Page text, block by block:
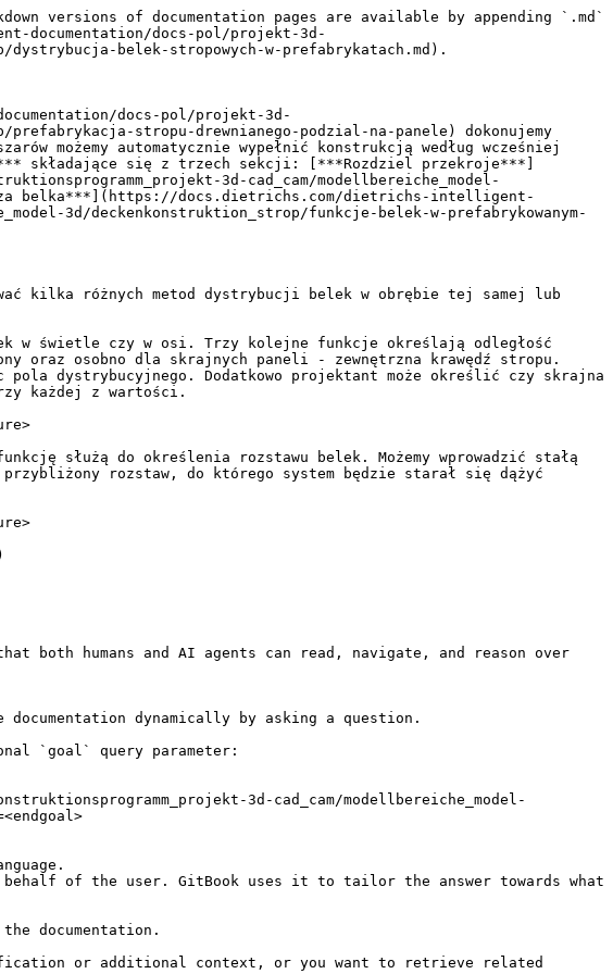
versions of documentation pages are available by appending `.md`
documentation/docs-pol/projekt-3d-
dystrybucja-belek-stropowych-w-prefabrykatach.md).
docs-pol/projekt-3d-
prefabrykacja-stropu-drewnianego-podzial-na-panele) dokonujemy
możemy automatycznie wypełnić konstrukcją według wcześniej
składające się z trzech sekcji: [***Rozdziel przekroje***]
3d-cad_cam/modellbereiche_model-
belka***](https://docs.dietrichs.com/dietrichs-intelligent-
3d/deckenkonstruktion_strop/funkcje-belek-w-prefabrykowanym-
kilka różnych metod dystrybucji belek w obrębie tej samej lub
w świetle czy w osi. Trzy kolejne funkcje określają odległość
oraz osobno dla skrajnych paneli - zewnętrzna krawędź stropu.
dystrybucyjnego. Dodatkowo projektant może określić czy skrajna
każdej z wartości.
służą do określenia rozstawu belek. Możemy wprowadzić stałą
przybliżony rozstaw, do którego system będzie starał się dążyć
both humans and AI agents can read, navigate, and reason over
dynamically by asking a question.
`goal` query parameter:
3d-cad_cam/modellbereiche_model-
of the user. GitBook uses it to tailor the answer towards what
documentation.
or additional context, or you want to retrieve related